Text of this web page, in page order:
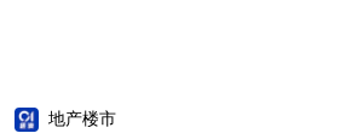
地产楼市